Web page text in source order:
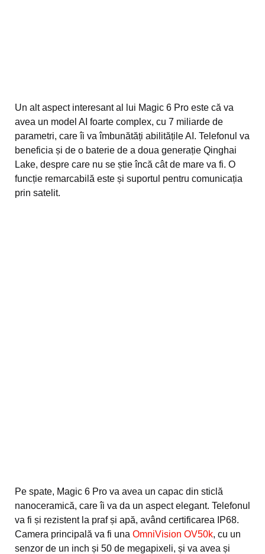
Un alt aspect interesant al lui Magic 6 Pro este că va
avea un model AI foarte complex, cu 7 miliarde de
parametri, care îi va îmbunătăți abilitățile AI. Telefonul va
beneficia și de o baterie de a doua generație Qinghai
Lake, despre care nu se știe încă cât de mare va fi. O
funcție remarcabilă este și suportul pentru comunicația
prin satelit.
Pe spate, Magic 6 Pro va avea un capac din sticlă
nanoceramică, care îi va da un aspect elegant. Telefonul
va fi și rezistent la praf și apă, având certificarea IP68.
Camera principală va fi una OmniVision OV50k, cu un
senzor de un inch și 50 de megapixeli, și va avea și